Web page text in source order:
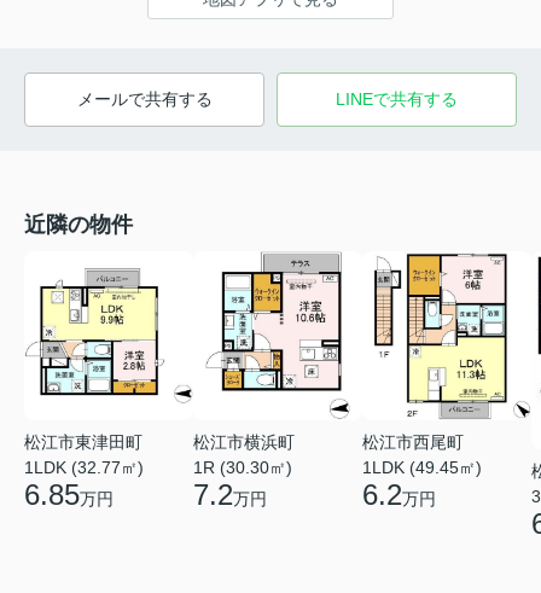
メールで共有する LINEで共有する
近隣の物件
松江市東津田町
1LDK (32.77㎡)
6.85万円
松江市横浜町
1R (30.30㎡)
7.2万円
松江市西尾町
1LDK (49.45㎡)
6.2万円